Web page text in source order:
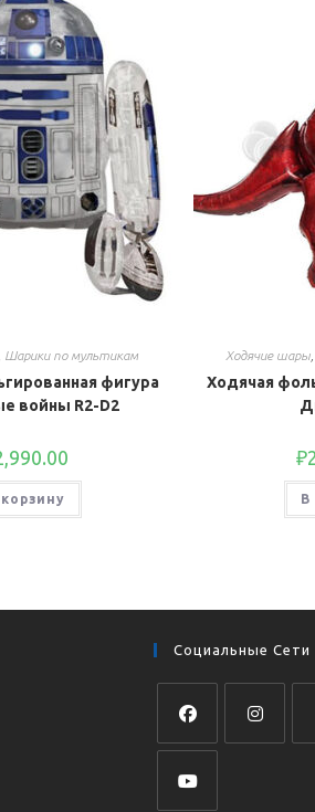
Шарики по мультикам
фигура
войны R2-D2
Ходячие шары,
Ходячая
₽
В
Социальные Сети
Откроется